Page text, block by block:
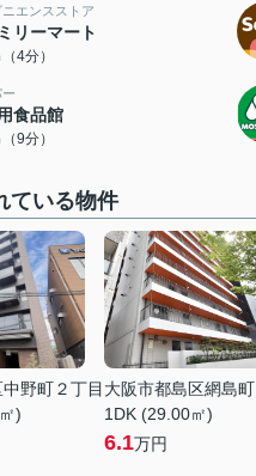
ニエンスストア
リーマート
4分）
ー
食品館
9分）
ている物件
野町２丁目
)
大阪市都島区網島町
1DK (29.00㎡)
6.1万円